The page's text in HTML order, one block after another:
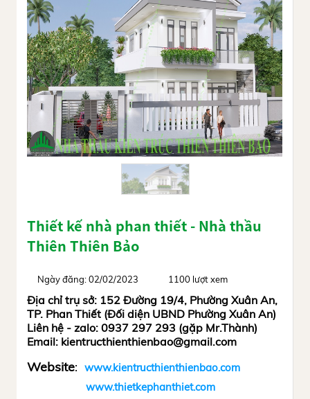
Thiết kế nhà phan thiết - Nhà thầu
Thiên Thiên Bảo
Ngày đăng: 02/02/2023 1100 lượt xem
Địa chỉ trụ sở: 152 Đường 19/4, Phường Xuân An,
TP. Phan Thiết (Đối diện UBND Phường Xuân An)
Liên hệ - zalo: 0937 297 293 (gặp Mr.Thành)
Email: kientructhienthienbao@gmail.com
Website: www.kientructhienthienbao.com
www.thietkephanthiet.com